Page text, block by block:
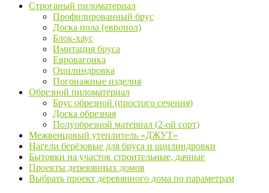
Строганый пиломатериал
Профилированный брус
Доска пола (европол)
Блок-хаус
Имитация бруса
Евровагонка
Оцилиндровка
Погонажные изделия
Обрезной пиломатериал
Брус обрезной (простого сечения)
Доска обрезная
Полуобрезной материал (2-ой сорт)
Межвенцовый утеплитель «ДЖУТ»
Нагели берёзовые для бруса и оцилиндровки
Бытовки на участок строительные, дачные
Проекты деревянных домов
Выбрать проект деревянного дома по параметрам